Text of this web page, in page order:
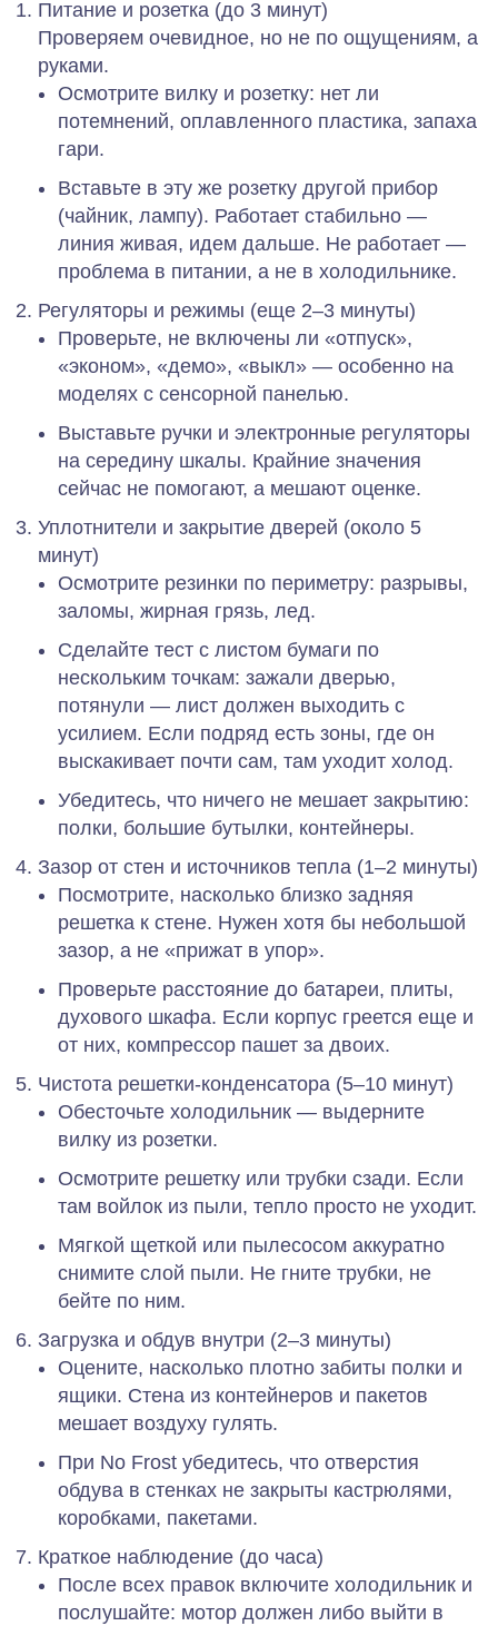
Питание и розетка (до 3 минут)
Проверяем очевидное, но не по ощущениям, а
руками.
Осмотрите вилку и розетку: нет ли
потемнений, оплавленного пластика, запаха
гари.
Вставьте в эту же розетку другой прибор
(чайник, лампу). Работает стабильно —
линия живая, идем дальше. Не работает —
проблема в питании, а не в холодильнике.
Регуляторы и режимы (еще 2–3 минуты)
Проверьте, не включены ли «отпуск»,
«эконом», «демо», «выкл» — особенно на
моделях с сенсорной панелью.
Выставьте ручки и электронные регуляторы
на середину шкалы. Крайние значения
сейчас не помогают, а мешают оценке.
Уплотнители и закрытие дверей (около 5
минут)
Осмотрите резинки по периметру: разрывы,
заломы, жирная грязь, лед.
Сделайте тест с листом бумаги по
нескольким точкам: зажали дверью,
потянули — лист должен выходить с
усилием. Если подряд есть зоны, где он
выскакивает почти сам, там уходит холод.
Убедитесь, что ничего не мешает закрытию:
полки, большие бутылки, контейнеры.
Зазор от стен и источников тепла (1–2 минуты)
Посмотрите, насколько близко задняя
решетка к стене. Нужен хотя бы небольшой
зазор, а не «прижат в упор».
Проверьте расстояние до батареи, плиты,
духового шкафа. Если корпус греется еще и
от них, компрессор пашет за двоих.
Чистота решетки‑конденсатора (5–10 минут)
Обесточьте холодильник — выдерните
вилку из розетки.
Осмотрите решетку или трубки сзади. Если
там войлок из пыли, тепло просто не уходит.
Мягкой щеткой или пылесосом аккуратно
снимите слой пыли. Не гните трубки, не
бейте по ним.
Загрузка и обдув внутри (2–3 минуты)
Оцените, насколько плотно забиты полки и
ящики. Стена из контейнеров и пакетов
мешает воздуху гулять.
При No Frost убедитесь, что отверстия
обдува в стенках не закрыты кастрюлями,
коробками, пакетами.
Краткое наблюдение (до часа)
После всех правок включите холодильник и
послушайте: мотор должен либо выйти в